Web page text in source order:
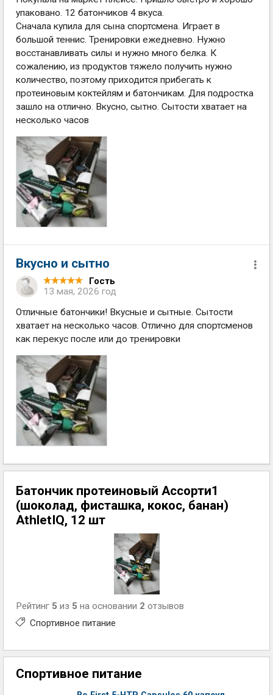
упаковано. 12 батончиков 4 вкуса.
Сначала купила для сына спортсмена. Играет в
большой теннис. Тренировки ежедневно. Нужно
восстанавливать силы и нужно много белка. К
сожалению, из продуктов тяжело получить нужно
количество, поэтому приходится прибегать к
протеиновым коктейлям и батончикам. Для подростка
зашло на отлично. Вкусно, сытно. Сытости хватает на
несколько часов
Вкусно и сытно
Гость
13 мая, 2026 год
Отличные батончики! Вкусные и сытные. Сытости
хватает на несколько часов. Отлично для спортсменов
как перекус после или до тренировки
Батончик протеиновый Ассорти1
(шоколад, фисташка, кокос, банан)
AthletIQ, 12 шт
Рейтинг 5 из 5 на основании 2 отзывов
Спортивное питание
Спортивное питание